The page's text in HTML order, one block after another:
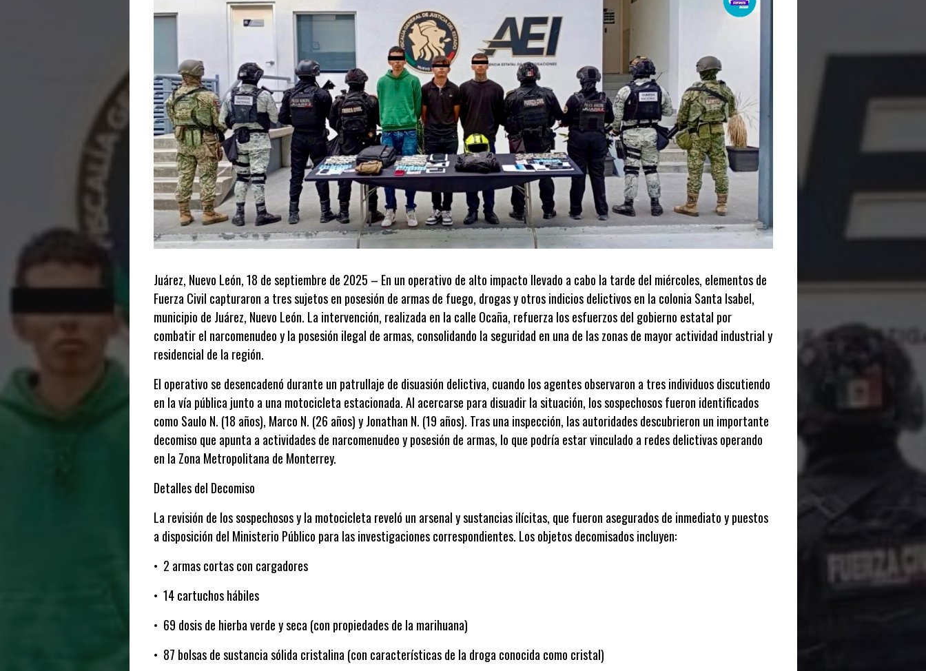
Juárez, Nuevo León, 18 de septiembre de 2025 – En un operativo de alto impacto llevado a cabo la tarde del miércoles, elementos de
Fuerza Civil capturaron a tres sujetos en posesión de armas de fuego, drogas y otros indicios delictivos en la colonia Santa Isabel,
municipio de Juárez, Nuevo León. La intervención, realizada en la calle Ocaña, refuerza los esfuerzos del gobierno estatal por
combatir el narcomenudeo y la posesión ilegal de armas, consolidando la seguridad en una de las zonas de mayor actividad industrial y
residencial de la región.
El operativo se desencadenó durante un patrullaje de disuasión delictiva, cuando los agentes observaron a tres individuos discutiendo
en la vía pública junto a una motocicleta estacionada. Al acercarse para disuadir la situación, los sospechosos fueron identificados
como Saulo N. (18 años), Marco N. (26 años) y Jonathan N. (19 años). Tras una inspección, las autoridades descubrieron un importante
decomiso que apunta a actividades de narcomenudeo y posesión de armas, lo que podría estar vinculado a redes delictivas operando
en la Zona Metropolitana de Monterrey.
Detalles del Decomiso
La revisión de los sospechosos y la motocicleta reveló un arsenal y sustancias ilícitas, que fueron asegurados de inmediato y puestos
a disposición del Ministerio Público para las investigaciones correspondientes. Los objetos decomisados incluyen:
• 2 armas cortas con cargadores
• 14 cartuchos hábiles
• 69 dosis de hierba verde y seca (con propiedades de la marihuana)
• 87 bolsas de sustancia sólida cristalina (con características de la droga conocida como cristal)